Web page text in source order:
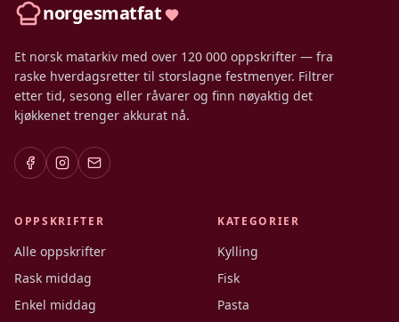
norgesmatfat
Et norsk matarkiv med over 120 000 oppskrifter — fra
raske hverdagsretter til storslagne festmenyer. Filtrer
etter tid, sesong eller råvarer og finn nøyaktig det
kjøkkenet trenger akkurat nå.
OPPSKRIFTER
Alle oppskrifter
Rask middag
Enkel middag
KATEGORIER
Kylling
Fisk
Pasta